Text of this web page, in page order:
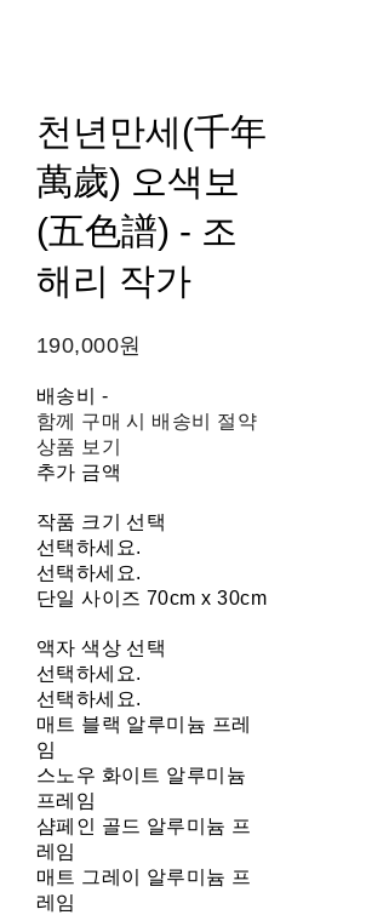
천년만세(千年
萬歲) 오색보
(五色譜) - 조
해리 작가
190,000원
배송비 -
함께 구매 시 배송비 절약
상품 보기
추가 금액
작품 크기 선택
선택하세요.
선택하세요.
단일 사이즈 70cm x 30cm
액자 색상 선택
선택하세요.
선택하세요.
매트 블랙 알루미늄 프레
임
스노우 화이트 알루미늄
프레임
샴페인 골드 알루미늄 프
레임
매트 그레이 알루미늄 프
레임